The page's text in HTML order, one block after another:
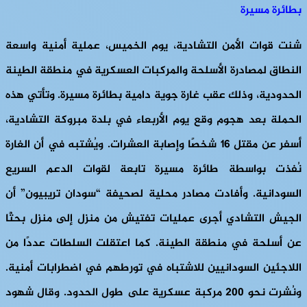
بطائرة مسيرة
شنت قوات الأمن التشادية، يوم الخميس، عملية أمنية واسعة
النطاق لمصادرة الأسلحة والمركبات العسكرية في منطقة الطينة
الحدودية، وذلك عقب غارة جوية دامية بطائرة مسيرة. وتأتي هذه
الحملة بعد هجوم وقع يوم الأربعاء في بلدة مبروكة التشادية،
أسفر عن مقتل 16 شخصًا وإصابة العشرات. ويُشتبه في أن الغارة
نُفذت بواسطة طائرة مسيرة تابعة لقوات الدعم السريع
السودانية. وأفادت مصادر محلية لصحيفة “سودان تريبيون” أن
الجيش التشادي أجرى عمليات تفتيش من منزل إلى منزل بحثًا
عن أسلحة في منطقة الطينة. كما اعتقلت السلطات عددًا من
اللاجئين السودانيين للاشتباه في تورطهم في اضطرابات أمنية.
ونُشرت نحو 200 مركبة عسكرية على طول الحدود. وقال شهود